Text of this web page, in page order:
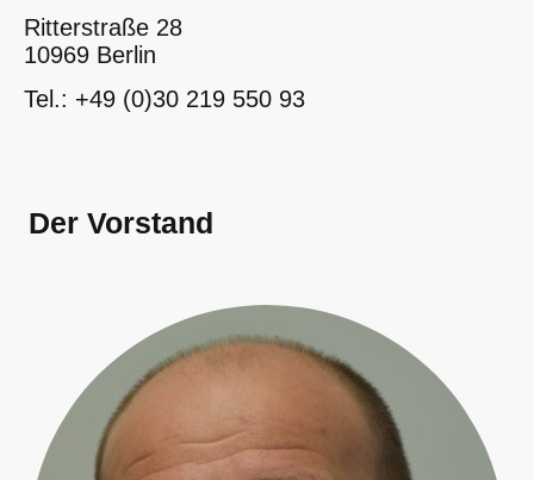
Ritterstraße 28
10969 Berlin
Tel.: +49 (0)30 219 550 93
Der Vorstand